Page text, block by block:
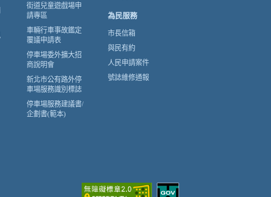
街道兒童遊戲場申
請專區
車輛行車事故鑑定
覆議申請表
停車場委外擴大招
商說明會
新北市公有路外停
車場服務識別標誌
停車場服務建議書/
企劃書(範本)
為民服務
市長信箱
與民有約
人民申請案件
號誌維修通報